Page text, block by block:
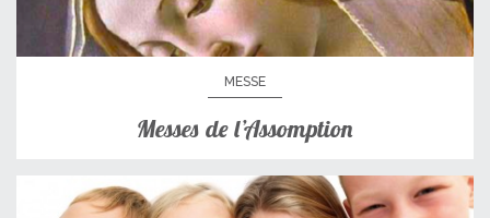
MESSE
Messes de l’Assomption